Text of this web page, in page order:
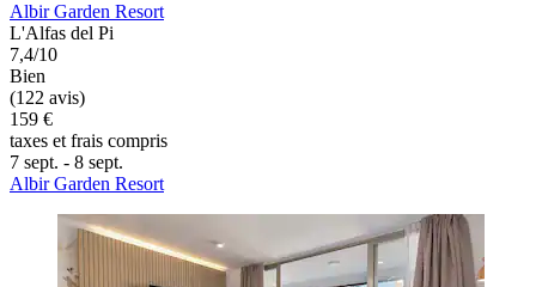
Albir Garden Resort
L'Alfas del Pi
7,4/10
Bien
(122 avis)
159 €
taxes et frais compris
7 sept. - 8 sept.
Albir Garden Resort